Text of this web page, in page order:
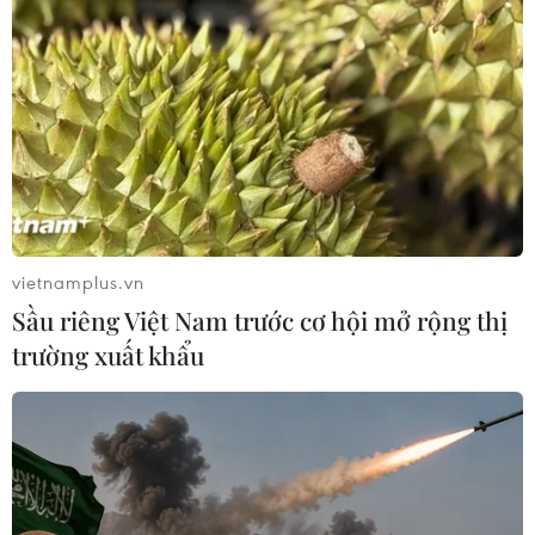
Giá vàng trong nước đảo chiều, tăng 600.000
đồng phiên chiều nay
10/08/2026 09:51
Lào Cai: Khởi tố 2 đối tượng làm giả gạo Séng Cù,
vietnamplus.vn
Sầu riêng Việt Nam trước cơ hội mở rộng thị
trường xuất khẩu